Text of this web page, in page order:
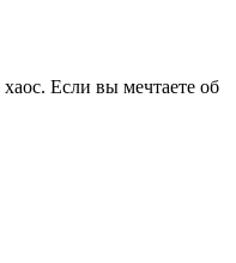
Если вы мечтаете об